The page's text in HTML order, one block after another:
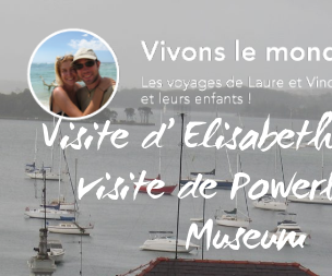
Visite d’
visite de
Museum